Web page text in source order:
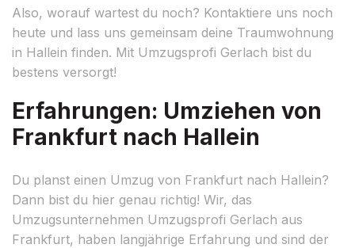
Also, worauf wartest du noch? Kontaktiere uns noch
heute und lass uns gemeinsam deine Traumwohnung
in Hallein finden. Mit Umzugsprofi Gerlach bist du
bestens versorgt!
Erfahrungen: Umziehen von
Frankfurt nach Hallein
Du planst einen Umzug von Frankfurt nach Hallein?
Dann bist du hier genau richtig! Wir, das
Umzugsunternehmen Umzugsprofi Gerlach aus
Frankfurt, haben langjährige Erfahrung und sind der